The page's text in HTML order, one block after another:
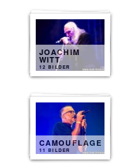
JOACHIM
WITT
12 BILDER
CAMOUFLAGE
11 BILDER